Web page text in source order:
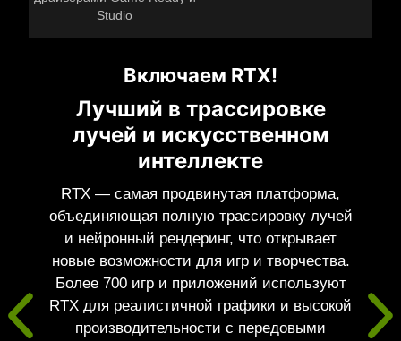
Studio
Включаем RTX!
Лучший в трассировке
лучей и искусственном
интеллекте
RTX — самая продвинутая платформа,
объединяющая полную трассировку лучей
и нейронный рендеринг, что открывает
новые возможности для игр и творчества.
Более 700 игр и приложений используют
RTX для реалистичной графики и высокой
производительности с передовыми